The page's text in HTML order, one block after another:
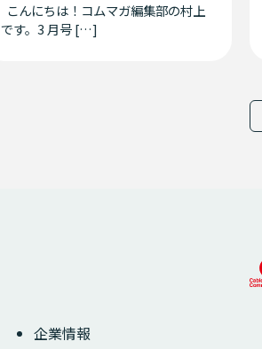
こんにちは！コムマガ編集部の村上
です。3 月号 […]
企業情報